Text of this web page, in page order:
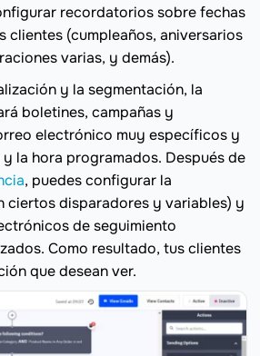
recordatorios sobre fechas
clientes (cumpleaños, aniversarios
varias, y demás).
y la segmentación, la
boletines, campañas y
electrónico muy específicos y
la hora programados. Después de
, puedes configurar la
ciertos disparadores y variables) y
de seguimiento
Como resultado, tus clientes
que desean ver.